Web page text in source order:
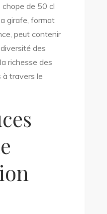
chope de 50 cl
girafe, format
peut contenir
des
richesse des
à travers le